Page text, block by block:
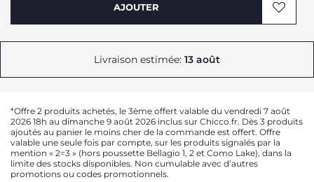
Me prévenir
Me prévenir
AJOUTER
Livraison estimée: 13 août
*Offre 2 produits achetés, le 3ème offert valable du vendredi 7 août
2026 18h au dimanche 9 août 2026 inclus sur Chicco.fr. Dès 3 produits
ajoutés au panier le moins cher de la commande est offert. Offre
valable une seule fois par compte, sur les produits signalés par la
mention « 2=3 » (hors poussette Bellagio 1, 2 et Como Lake), dans la
limite des stocks disponibles. Non cumulable avec d’autres
promotions ou codes promotionnels.